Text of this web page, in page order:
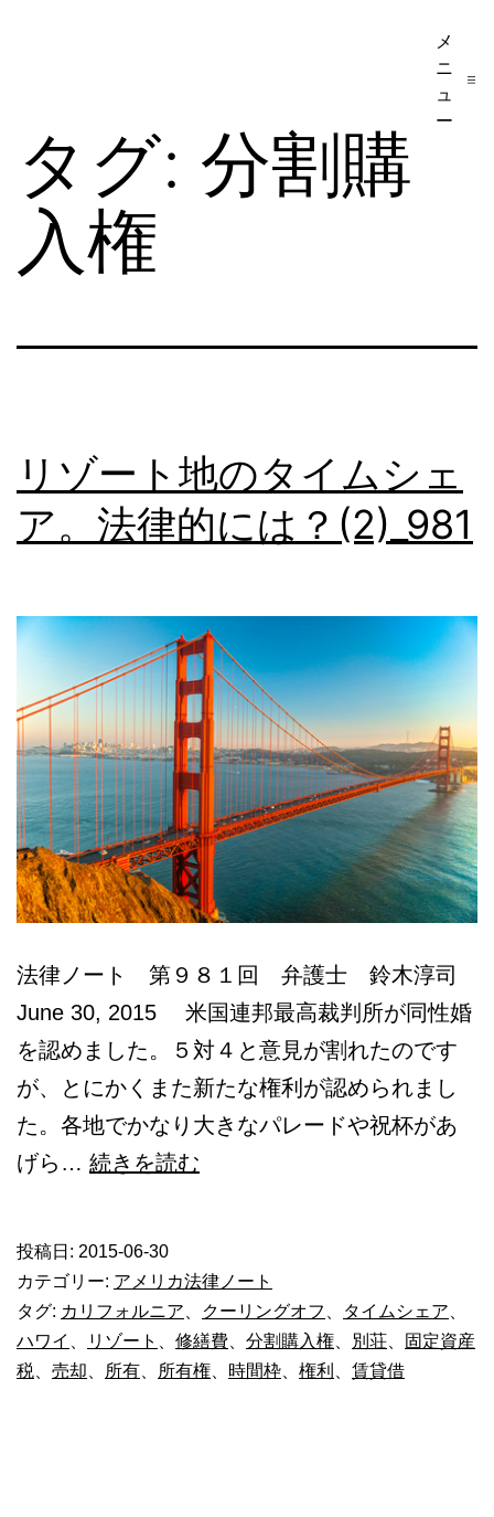
キ
プ
カ
移
民・
ビ
手
の
日
本
談
メ
ニ
ュ
ー
タグ: 分割購
入権
リゾート地のタイムシェ
ア。法律的には？(2)_981
法律ノート 第９８１回 弁護士 鈴木淳司
June 30, 2015 米国連邦最高裁判所が同性婚
を認めました。５対４と意見が割れたのです
が、とにかくまた新たな権利が認められまし
た。各地でかなり大きなパレードや祝杯があ
げら… 続きを読む
ト
地
の
タ
投稿日: 2015-06-30
カテゴリー: アメリカ法律ノート
タグ: カリフォルニア、 クーリングオフ 、 タイムシェア、
ハワイ 、 リゾート 、 修繕費、 分割購入権、 別荘、
固定資産
税、 売却、 所有、 所有権、 時間枠、 権利 、 賃貸借